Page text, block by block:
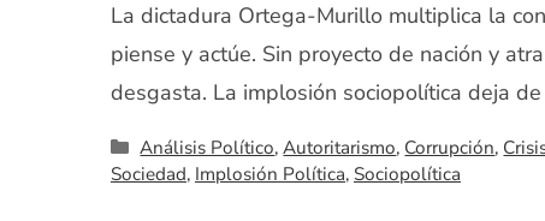
La dictadura Ortega-Murillo multiplica la
piense y actúe. Sin proyecto de nación y
desgasta. La implosión sociopolítica deja
Categorías
Análisis Político,Autoritarismo, Corrupción,
Sociedad, Implosión Política, Sociopolítica